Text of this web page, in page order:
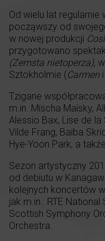
Od wielu lat
począwszy od
w nowej produkcji
przygotowano
(Zemsta nietoperza),
Sztokholmie (Carmen i
Tzigane
m.in. Mischa Maisky,
Alessio Bax, Lise de la
Vilde Frang, Baiba
Hye-Yoon Park, a
Sezon artystyczny
od debiutu w
kolejnych koncertów
jak m.in.: RTE
Scottish Symphony
Orchestra.